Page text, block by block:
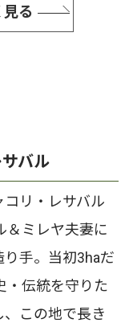
る
バル
リ・レサバル
＆ミレヤ夫妻に
手。当初3haだ
・伝統を守りた
この地で長き